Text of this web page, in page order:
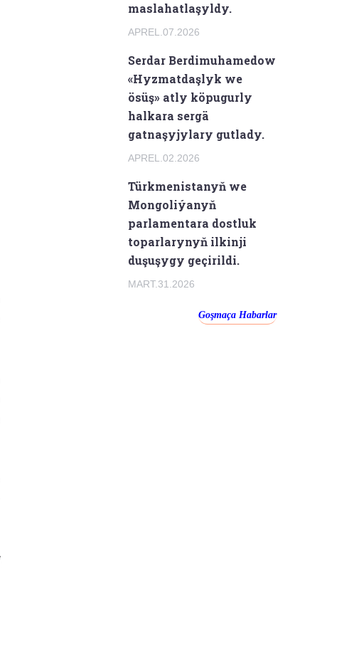
maslahatlaşyldy.
APREL.07.2026
Serdar Berdimuhamedow
«Hyzmatdaşlyk we
ösüş» atly köpugurly
halkara sergä
gatnaşyjylary gutlady.
APREL.02.2026
Türkmenistanyň we
Mongoliýanyň
parlamentara dostluk
toparlarynyň ilkinji
duşuşygy geçirildi.
MART.31.2026
Goşmaça Habarlar